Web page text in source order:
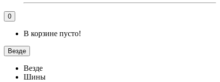
0
В корзине пусто!
Везде
Везде
Шины